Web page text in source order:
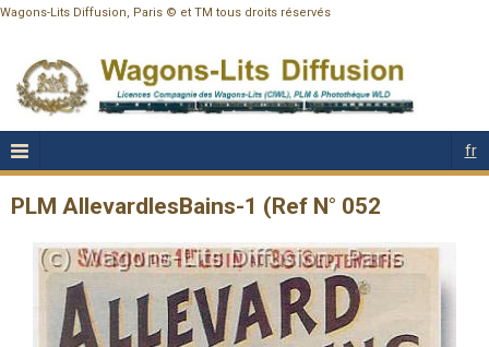
Wagons-Lits Diffusion, Paris © et TM tous droits réservés
fr
PLM AllevardlesBains-1 (Ref N° 052